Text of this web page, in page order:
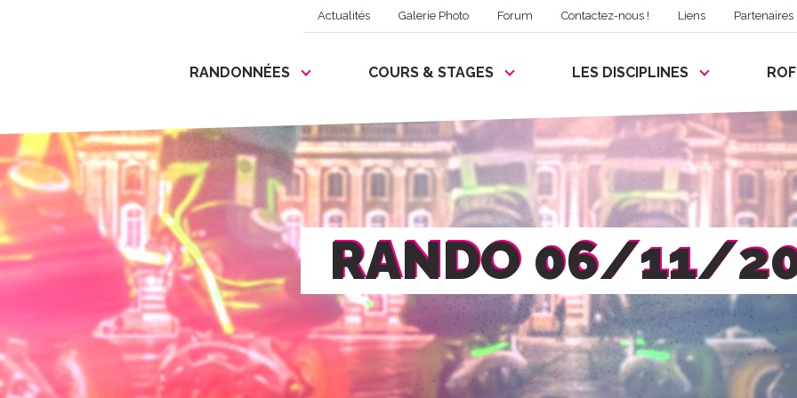
RANDONNÉES COURS & STAGES LES DISCIPLINES
Actualités Galerie Photo Forum Contactez-nous ! Liens Partenaires
RANDO 06/11/